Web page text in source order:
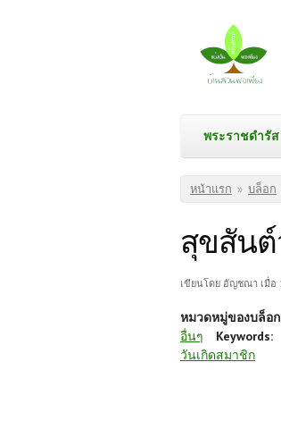
พระราชดำรัส
คุณอยู่ที่
หน้าแรก » บล็อก
สุขสัน
เขียนโดย อัญชณา เมื่อ
หมวดหมู่ของบล็อ
อื่นๆ
Keywords:
วันเกิดสมาชิก